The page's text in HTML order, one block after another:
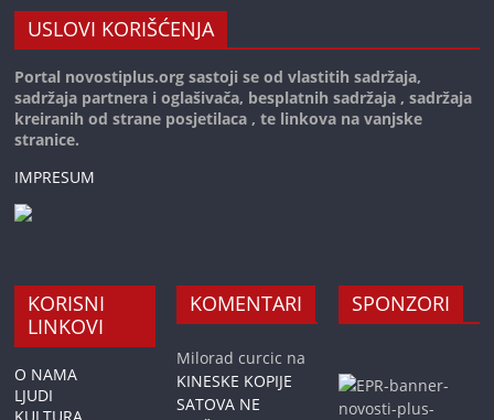
USLOVI KORIŠĆENJA
Portal novostiplus.org sastoji se od vlastitih sadržaja,
sadržaja partnera i oglašivača, besplatnih sadržaja , sadržaja
kreiranih od strane posjetilaca , te linkova na vanjske
stranice.
IMPRESUM
KORISNI
LINKOVI
O NAMA
LJUDI
KOMENTARI
Milorad curcic na
KINESKE KOPIJE
SATOVA NE
SPONZORI